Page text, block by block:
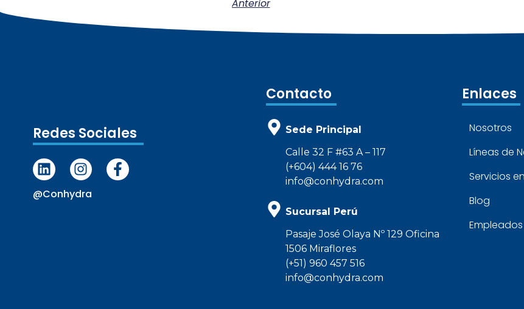
Anterior
Redes Sociales
@conhydra
Contacto
Sede Principal
Calle 32 F #63 A – 117
(+604) 444 16 76
info@conhydra.com
Sucursal Perú
Pasaje José Olaya Nº 129 Oficina
1506 Miraflores
(+51) 960 457 516
info@conhydra.com
Enlaces
Nosotros
Líneas de
Servicios
Blog
Empleados